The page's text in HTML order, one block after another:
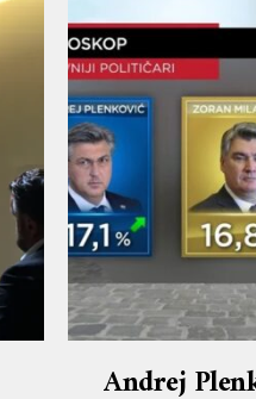
Andrej